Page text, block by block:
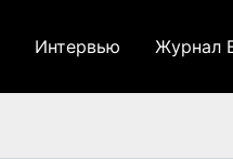
Интервью Журнал